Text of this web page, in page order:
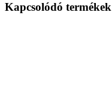
Kapcsolódó termékek